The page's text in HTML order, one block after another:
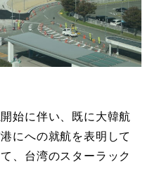
始に伴い、既に大韓航
にへの就航を表明して
、台湾のスターラック